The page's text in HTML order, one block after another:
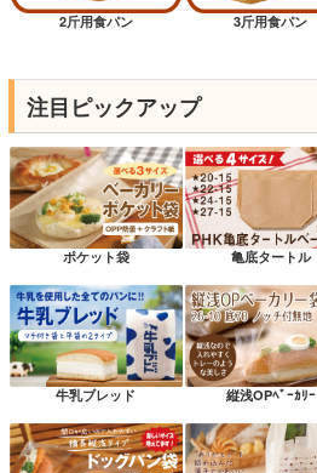
2斤用食パン 3斤用食パン
注目ピックアップ
ポケット袋 亀底タートル
牛乳ブレッド 縦浅OPﾍﾞｰｶﾘｰ